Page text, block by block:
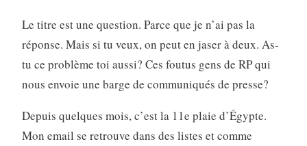
Le titre est une question. Parce que je n’ai pas la
réponse. Mais si tu veux, on peut en jaser à deux. As-
tu ce problème toi aussi? Ces foutus gens de RP qui
nous envoie une barge de communiqués de presse?
Depuis quelques mois, c’est la 11e plaie d’Égypte.
Mon email se retrouve dans des listes et comme